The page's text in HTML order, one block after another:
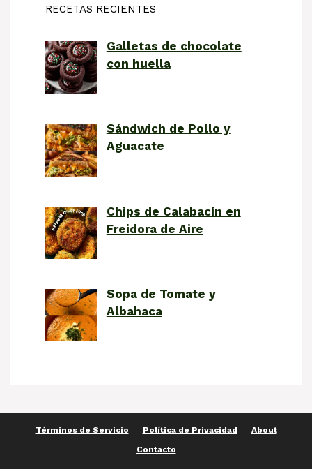
RECETAS RECIENTES
Galletas de chocolate
con huella
Sándwich de Pollo y
Aguacate
Chips de Calabacín en
Freidora de Aire
Sopa de Tomate y
Albahaca
Términos de Servicio Política de Privacidad
About
Contacto